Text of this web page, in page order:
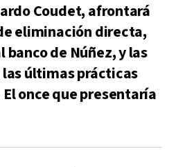
Coudet, afrontará
eliminación directa,
banco de Núñez, y las
últimas prácticas
once que presentaría